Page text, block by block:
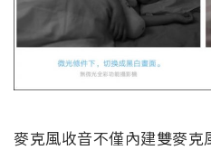
麥克風收音不僅內建雙麥